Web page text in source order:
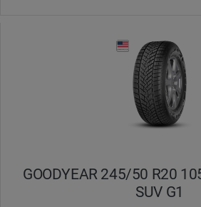
GOODYEAR 245/50 R20
SUV G1